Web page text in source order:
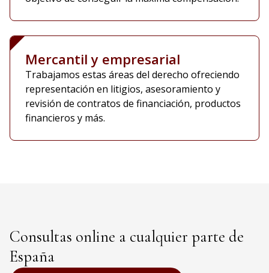
Mercantil y empresarial
Trabajamos estas áreas del derecho ofreciendo
representación en litigios, asesoramiento y
revisión de contratos de financiación, productos
financieros y más.
Consultas online a cualquier parte de
España